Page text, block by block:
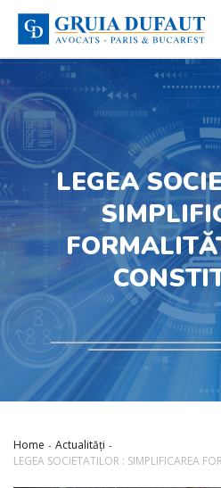
LEGEA
Home
Actualități
LEGEA SOCIETATILOR : SIMPLIFICAREA